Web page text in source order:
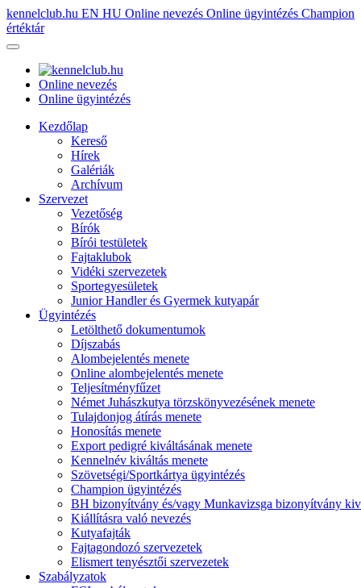
kennelclub.hu EN HU Online nevezés Online ügyintézés Champion
értéktár
Online nevezés
Online ügyintézés
Kezdőlap
Kereső
Hírek
Galériák
Archívum
Szervezet
Vezetőség
Bírók
Bírói testületek
Fajtaklubok
Vidéki szervezetek
Sportegyesületek
Junior Handler és Gyermek kutyapár
Ügyintézés
Letölthető dokumentumok
Díjszabás
Alombejelentés menete
Online alombejelentés menete
Teljesítményfűzet
Német Juhászkutya törzskönyvezésének menete
Tulajdonjog átírás menete
Honosítás menete
Export pedigré kiváltásának menete
Kennelnév kiváltás menete
Szövetségi/Sportkártya ügyintézés
Champion ügyintézés
BH bizonyítvány és/vagy Munkavizsga bizonyítvány
Kiállításra való nevezés
Kutyafajták
Fajtagondozó szervezetek
Elismert tenyésztői szervezetek
Szabályzatok